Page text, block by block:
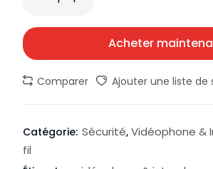
Acheter
Comparer Ajouter une liste de
Catégorie: Sécurité, Vidéophone &
fil